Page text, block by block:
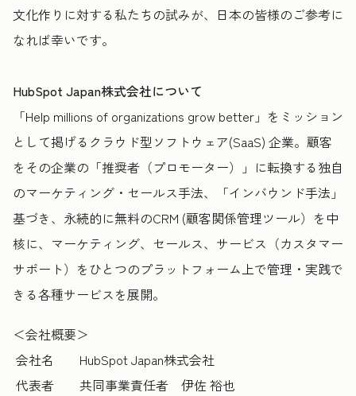
文化作りに対する私たちの試みが、日本の皆様のご参考に
なれば幸いです。
HubSpot Japan株式会社について
「Help millions of organizations grow better」をミッション
として掲げるクラウド型ソフトウェア(SaaS) 企業。顧客
をその企業の「推奨者（プロモーター）」に転換する独自
のマーケティング・セールス手法、「インバウンド手法」
基づき、永続的に無料のCRM (顧客関係管理ツール）を中
核に、マーケティング、セールス、サービス（カスタマー
サポート）をひとつのプラットフォーム上で管理・実践で
きる各種サービスを展開。
＜会社概要＞
会社名 HubSpot Japan株式会社
代表者 共同事業責任者 伊佐 裕也